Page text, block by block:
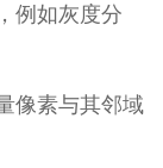
例如灰度分
像素与其邻域